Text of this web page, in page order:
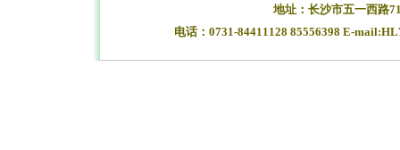
地址：长沙市五一西路
电话：0731-84411128 85556398 E-